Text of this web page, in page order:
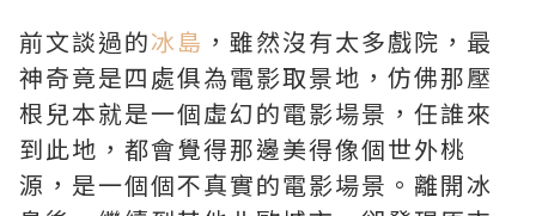
前文談過的冰島 ，雖然沒有太多戲院，最
神奇竟是四處俱為電影取景地，仿佛那壓
根兒本就是一個虛幻的電影場景，任誰來
到此地，都會覺得那邊美得像個世外桃
源，是一個個不真實的電影場景。離開冰